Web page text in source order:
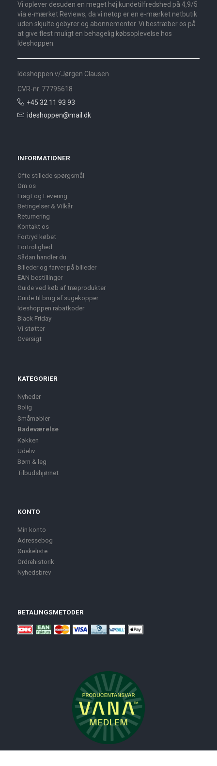
Vi oplever desuden en meget høj kundetilfredshed på 4,9/5
via e-mærket Reviews, da vi netop er en e-mærket netbutik
uden skjulte gebyrer og abonnementer. Vi bestræber os på
at give flest muligt en behagelig købsoplevelse hos
Ideshoppen.
Ideshoppen v/Jørgen Clausen
CVR-nr. 77795618
+45 32 11 93 93
ideshoppen@mail.dk
INFORMATIONER
Ofte stillede spørgsmål
Om os
Fragt og Levering
Betingelser & Vilkår
Returnering
Kontakt os
Fortryd købet
Fortrolighed
Sådan handler du
Billeder og farver på billeder
EAN bestillinger
Guide ved køb af træprodukter
Guide til brug af sugekopper
Ideshoppen rabatkoder
Black Friday
Vi støtter
Oversigt
KATEGORIER
Nyheder
Bolig
Småmøbler
Badeværelse
Køkken
Udeliv
Børn & leg
Tilbudshjørnet
KONTO
Min konto
Adressebog
Ønskeliste
Ordrehistorik
Nyhedsbrev
BETALINGSMETODER